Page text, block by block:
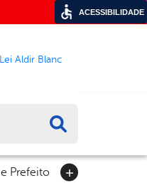
Aldir Blanc
Prefeito
ACESSIBILIDADE